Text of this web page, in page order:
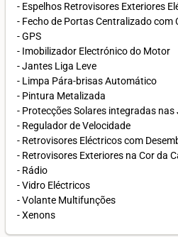
- Espelhos Retrovisores Exteriores
- Fecho de Portas Centralizado com
- GPS
- Imobilizador Electrónico do Motor
- Jantes Liga Leve
- Limpa Pára-brisas Automático
- Pintura Metalizada
- Protecções Solares integradas nas
- Regulador de Velocidade
- Retrovisores Eléctricos com
- Retrovisores Exteriores na Cor da
- Rádio
- Vidro Eléctricos
- Volante Multifunções
- Xenons